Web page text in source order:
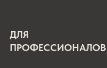
ДЛЯ
ПРОФЕССИОНАЛОВ